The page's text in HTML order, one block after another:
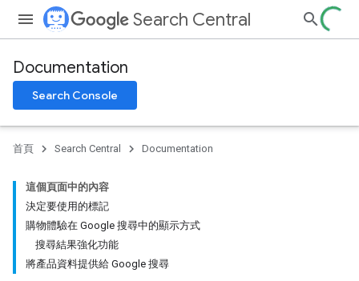
Search Central
Documentation
Search Console
首頁 Search Central Documentation
這個頁面中的內容
決定要使用的標記
購物體驗在 Google 搜尋中的顯示方式
搜尋結果強化功能
將產品資料提供給 Google 搜尋